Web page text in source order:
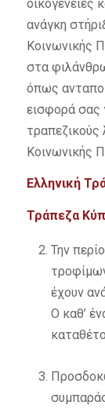
οικογένειες
ανάγκη
Κοινωνικής
στα
όπως
εισφορά σας
τραπεζικούς
Κοινωνικής
Ελληνική
Τράπεζα
Την
έχουν
Ο καθ’